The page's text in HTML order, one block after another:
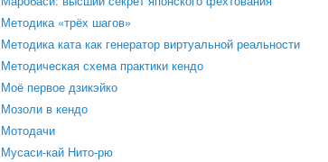
Методика «трёх шагов»
Методика ката как генератор виртуальной реальности
Методическая схема практики кендо
Моё первое дзикэйко
Мозоли в кендо
Мотодачи
Мусаси-кай Нито-рю